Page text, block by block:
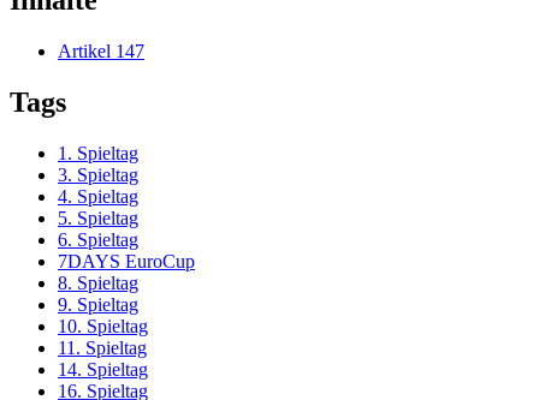
Artikel 147
Tags
1. Spieltag
3. Spieltag
4. Spieltag
5. Spieltag
6. Spieltag
7DAYS EuroCup
8. Spieltag
9. Spieltag
10. Spieltag
11. Spieltag
14. Spieltag
16. Spieltag